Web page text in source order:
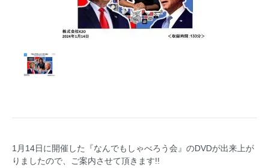
1月14日に開催した『なんでもしゃべろう会』のDVDが出来上が
りましたので、ご案内させて頂きます!!